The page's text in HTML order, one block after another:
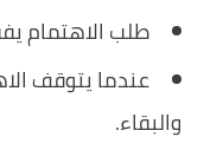
طلب الاهتمام
عندما يتوقف
والبقاء.